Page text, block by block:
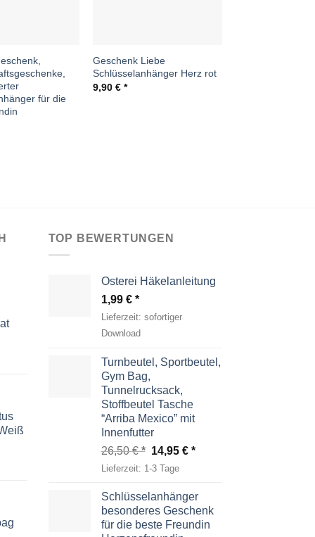
für die
Geschenk Liebe
Schlüsselanhänger Herz rot
9,90€
TOP BEWERTUNGEN
Osterei Häkelanleitung
1,99 €
Lieferzeit: sofortiger
Download
Turnbeutel, Sportbeutel,
Gym Bag,
Tunnelrucksack,
Stoffbeutel Tasche
“Arriba Mexico” mit
Innenfutter
26,50€
Ursprünglicher
Preis
26,50 €
14,95€ Aktueller
14,95 €.
Lieferzeit: 1-3 Tage
Schlüsselanhänger
besonderes Geschenk
für die beste Freundin